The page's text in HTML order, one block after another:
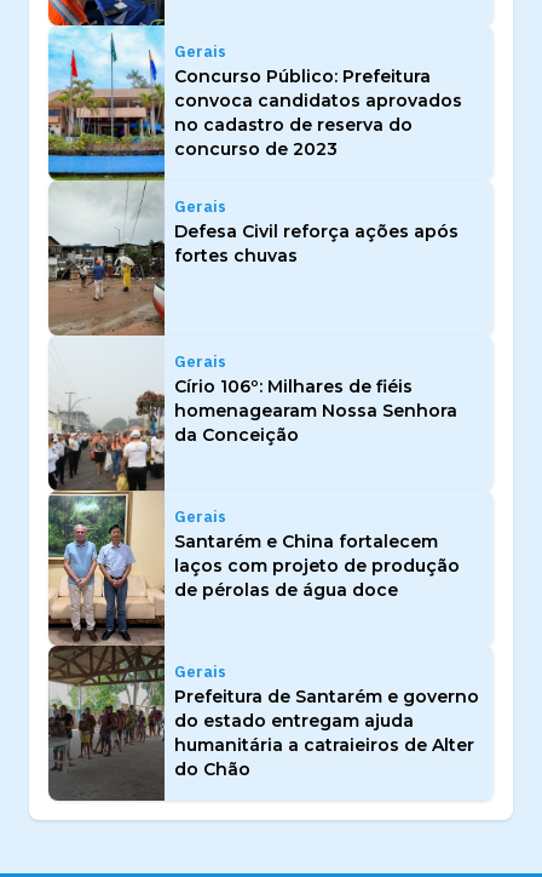
Gerais
Concurso Público: Prefeitura
convoca candidatos aprovados
no cadastro de reserva do
concurso de 2023
Gerais
Defesa Civil reforça ações após
fortes chuvas
Gerais
Círio 106º: Milhares de fiéis
homenagearam Nossa Senhora
da Conceição
Gerais
Santarém e China fortalecem
laços com projeto de produção
de pérolas de água doce
Gerais
Prefeitura de Santarém e governo
do estado entregam ajuda
humanitária a catraieiros de Alter
do Chão